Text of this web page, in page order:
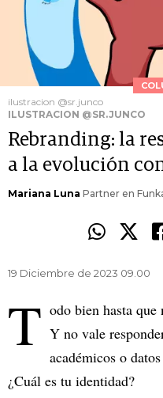
ilustracion @sr.junco
ILUSTRACION @SR.JUNCO
Rebranding: la
a la evolución
Mariana Luna Partner en
19 Diciembre de 2023 09.00
T odo bien hasta que
Y no vale
académicos o
¿Cuál es tu identidad?